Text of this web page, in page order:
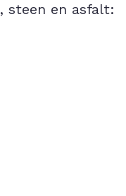
, steen en asfalt: